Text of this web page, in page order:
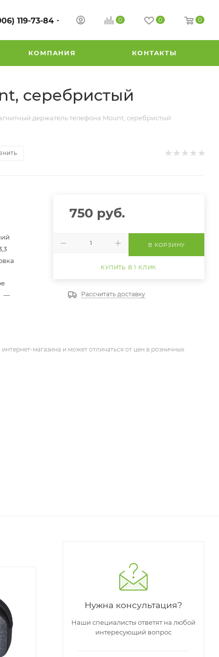
119-73-84 0 0 0
КОМПАНИЯ КОНТАКТЫ
серебристый
держатель телефона Mount, серебристый
—
750 руб.
В КОРЗИНУ
КУПИТЬ В 1 КЛИК
Рассчитать доставку
магазина и может отличаться от цен в розничных
Нужна консультация?
Наши специалисты ответят на любой
интересующий вопрос